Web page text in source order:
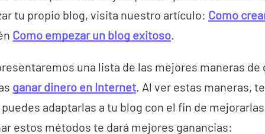
tu propio blog, visita nuestro artículo: Como
Como empezar un blog exitoso.
una lista de las mejores maneras de
ganar dinero en Internet. Al ver estas maneras,
adaptarlas a tu blog con el fin de
estos métodos te dará mejores ganancias: